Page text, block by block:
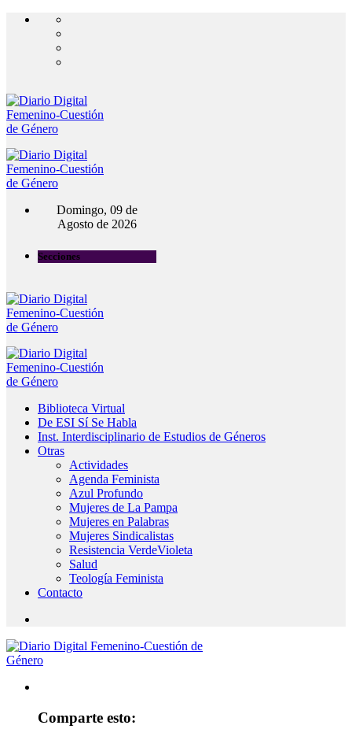
Domingo, 09 de
Agosto de 2026
Secciones
Biblioteca Virtual
De ESI Sí Se Habla
Inst. Interdisciplinario de Estudios de Géneros
Otras
Actividades
Agenda Feminista
Azul Profundo
Mujeres de La Pampa
Mujeres en Palabras
Mujeres Sindicalistas
Resistencia VerdeVioleta
Salud
Teología Feminista
Contacto
Comparte esto: